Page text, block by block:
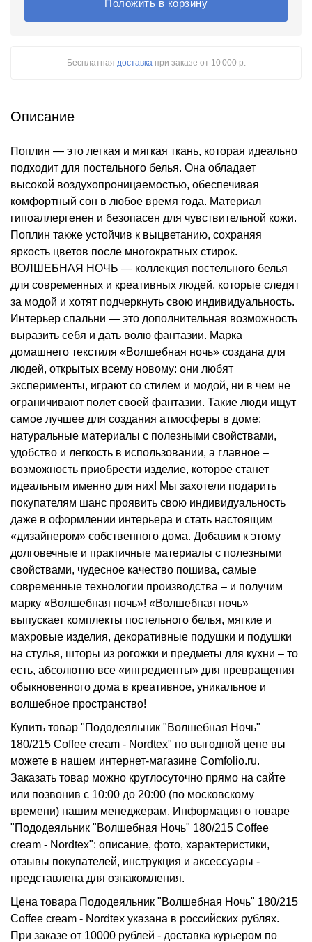
Положить в корзину
Бесплатная доставкапри заказе от 10 000 р.
Описание
Поплин — это легкая и мягкая ткань, которая идеально
подходит для постельного белья. Она обладает
высокой воздухопроницаемостью, обеспечивая
комфортный сон в любое время года. Материал
гипоаллергенен и безопасен для чувствительной кожи.
Поплин также устойчив к выцветанию, сохраняя
яркость цветов после многократных стирок.
ВОЛШЕБНАЯ НОЧЬ — коллекция постельного белья
для современных и креативных людей, которые следят
за модой и хотят подчеркнуть свою индивидуальность.
Интерьер спальни — это дополнительная возможность
выразить себя и дать волю фантазии. Марка
домашнего текстиля «Волшебная ночь» создана для
людей, открытых всему новому: они любят
эксперименты, играют со стилем и модой, ни в чем не
ограничивают полет своей фантазии. Такие люди ищут
самое лучшее для создания атмосферы в доме:
натуральные материалы с полезными свойствами,
удобство и легкость в использовании, а главное –
возможность приобрести изделие, которое станет
идеальным именно для них! Мы захотели подарить
покупателям шанс проявить свою индивидуальность
даже в оформлении интерьера и стать настоящим
«дизайнером» собственного дома. Добавим к этому
долговечные и практичные материалы с полезными
свойствами, чудесное качество пошива, самые
современные технологии производства – и получим
марку «Волшебная ночь»! «Волшебная ночь»
выпускает комплекты постельного белья, мягкие и
махровые изделия, декоративные подушки и подушки
на стулья, шторы из рогожки и предметы для кухни – то
есть, абсолютно все «ингредиенты» для превращения
обыкновенного дома в креативное, уникальное и
волшебное пространство!
Купить товар "Пододеяльник "Волшебная Ночь"
180/215 Coffee cream - Nordtex" по выгодной цене вы
можете в нашем интернет-магазине Comfolio.ru.
Заказать товар можно круглосуточно прямо на сайте
или позвонив с 10:00 до 20:00 (по московскому
времени) нашим менеджерам. Информация о товаре
"Пододеяльник "Волшебная Ночь" 180/215 Coffee
cream - Nordtex": описание, фото, характеристики,
отзывы покупателей, инструкция и аксессуары -
представлена для ознакомления.
Цена товара Пододеяльник "Волшебная Ночь" 180/215
Coffee cream - Nordtex указана в российских рублях.
При заказе от 10000 рублей - доставка курьером по